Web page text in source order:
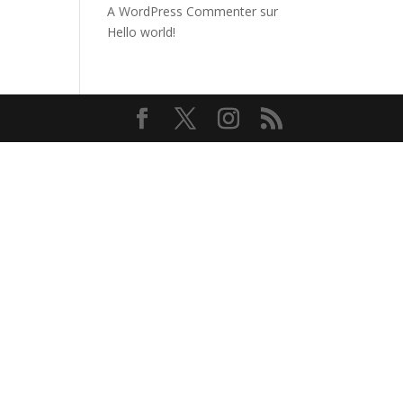
A WordPress Commenter sur
Hello world!